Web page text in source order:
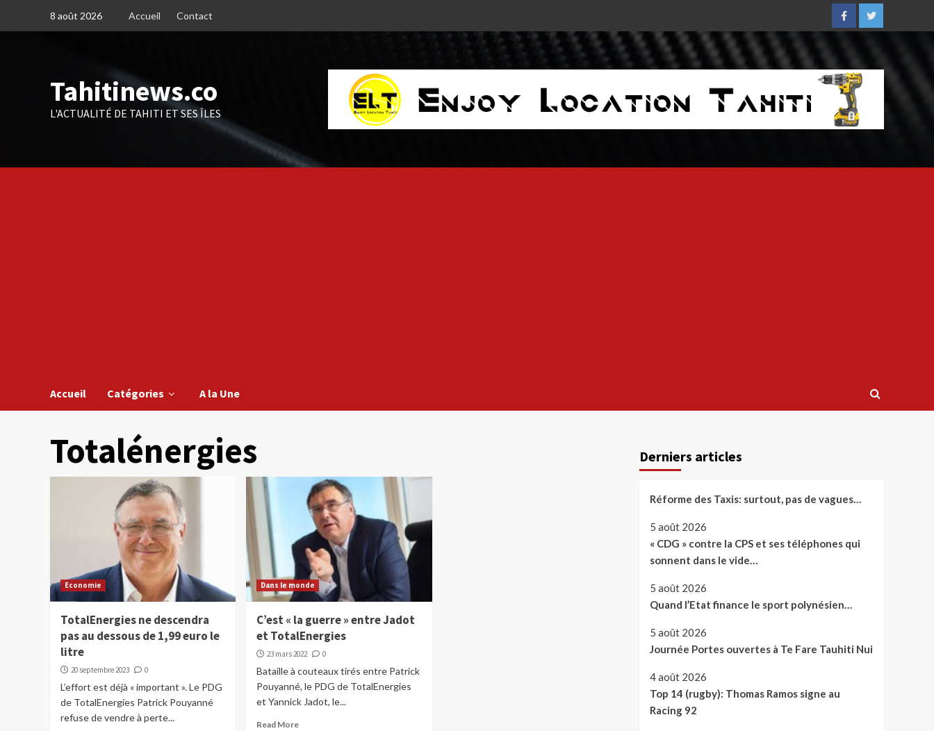
8 août 2026 Accueil Contact
FacebookTwitter
Tahitinews.co
L'ACTUALITÉ DE TAHITI ET SES ÎLES
Accueil Catégories A la Une
Totalénergies
Economie
TotalEnergies ne descendra
pas au dessous de 1,99 euro le
litre
20 septembre 2023 0
L’effort est déjà « important ». Le PDG
de TotalEnergies Patrick Pouyanné
refuse de vendre à perte...
Dans le monde
C’est « la guerre » entre Jadot
et TotalEnergies
23 mars 2022 0
Bataille à couteaux tirés entre Patrick
Pouyanné, le PDG de TotalEnergies
et Yannick Jadot, le...
Read More
Derniers articles
Réforme des Taxis: surtout, pas de vagues…
5 août 2026
« CDG » contre la CPS et ses téléphones qui
sonnent dans le vide…
5 août 2026
Quand l’Etat finance le sport polynésien…
5 août 2026
Journée Portes ouvertes à Te Fare Tauhiti Nui
4 août 2026
Top 14 (rugby): Thomas Ramos signe au
Racing 92